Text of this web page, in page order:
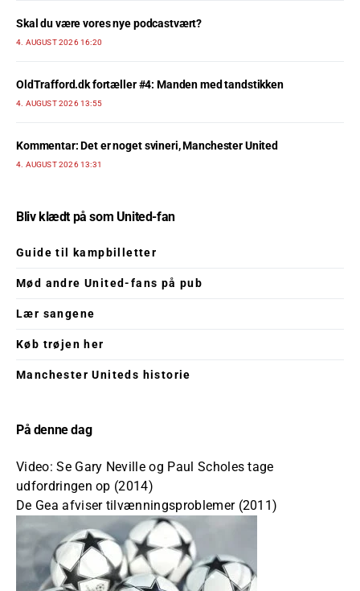
Skal du være vores nye podcastvært?
4. AUGUST 2026 16:20
OldTrafford.dk fortæller #4: Manden med tandstikken
4. AUGUST 2026 13:55
Kommentar: Det er noget svineri, Manchester United
4. AUGUST 2026 13:31
Bliv klædt på som United-fan
Guide til kampbilletter
Mød andre United-fans på pub
Lær sangene
Køb trøjen her
Manchester Uniteds historie
På denne dag
Video: Se Gary Neville og Paul Scholes tage
udfordringen op (2014)
De Gea afviser tilvænningsproblemer (2011)